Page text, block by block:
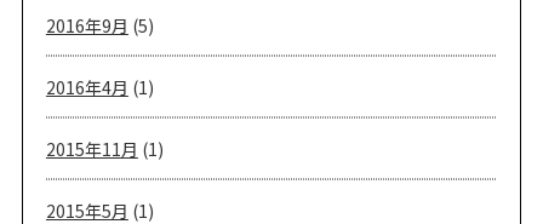
2016年9月 (5)
2016年4月 (1)
2015年11月 (1)
2015年5月 (1)